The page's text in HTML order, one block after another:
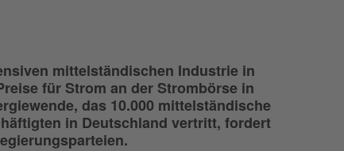
mittelständischen Industrie in
für Strom an der Strombörse in
das 10.000 mittelständische
in Deutschland vertritt, fordert